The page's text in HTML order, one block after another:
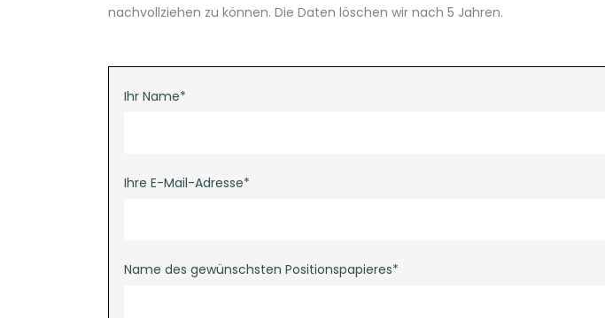
nachvollziehen zu können. Die Daten löschen wir nach 5 Jahren.
Ihr Name*
Ihre E-Mail-Adresse*
Name des gewünschsten Positionspapieres*